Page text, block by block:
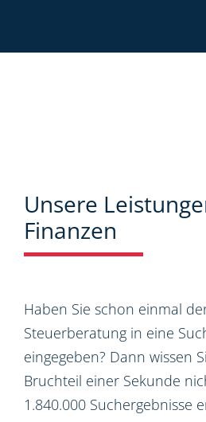
Unsere
Finanzen
Haben Sie schon einmal
Steuerberatung in eine
eingegeben? Dann wissen
Bruchteil einer Sekunde
1.840.000 Suchergebnisse